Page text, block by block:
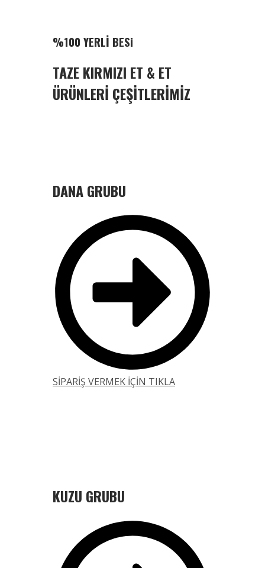
%100 YERLİ BESi
TAZE KIRMIZI ET & ET
ÜRÜNLERİ ÇEŞİTLERİMİZ
DANA GRUBU
SİPARİŞ VERMEK İÇİN TIKLA
KUZU GRUBU